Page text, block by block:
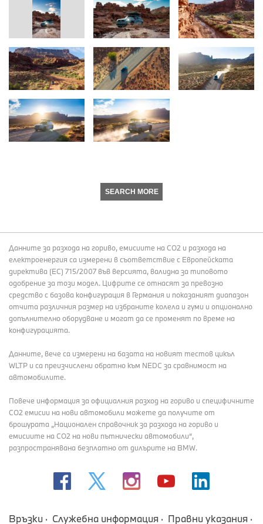
SEARCH MORE
Данните за разхода на гориво, емисиите на СО2 и разхода на
електроенергия са измерени в съответствие с Европейската
директива (EC) 715/2007 във версията, валидна за типовото
одобрение за този модел. Цифрите се отнасят за превозно
средство с базова конфигурация в Германия и показаният диапазон
отчита различния размер на избраните колела и гуми и опционално
допълнително оборудване и могат да се променят по време на
конфигурацията.
Данните, вече са измерени на базата на новият тестов цикъл
WLTP и са преизчислени обратно към NEDC за сравнимост на
автомобилите.
Повече информация за официалния разход на гориво и специфичните
СО2 емисии на нови автомобили можете да получите от
брошурата „Национален справочник за разхода на гориво и
емисиите на CO2 на нови пътнически автомобили“,
разпространявана безплатно от дилърите на BMW.
Връзки Служебна информация Правни указания